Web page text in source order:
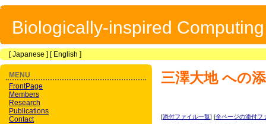
Biologically-inspired
[Japanese ] [ English ]
三澤大地への
[添付ファイル一覧] [全ページの添付フ
MENU
FrontPage
Members
Research
Publications
Contact